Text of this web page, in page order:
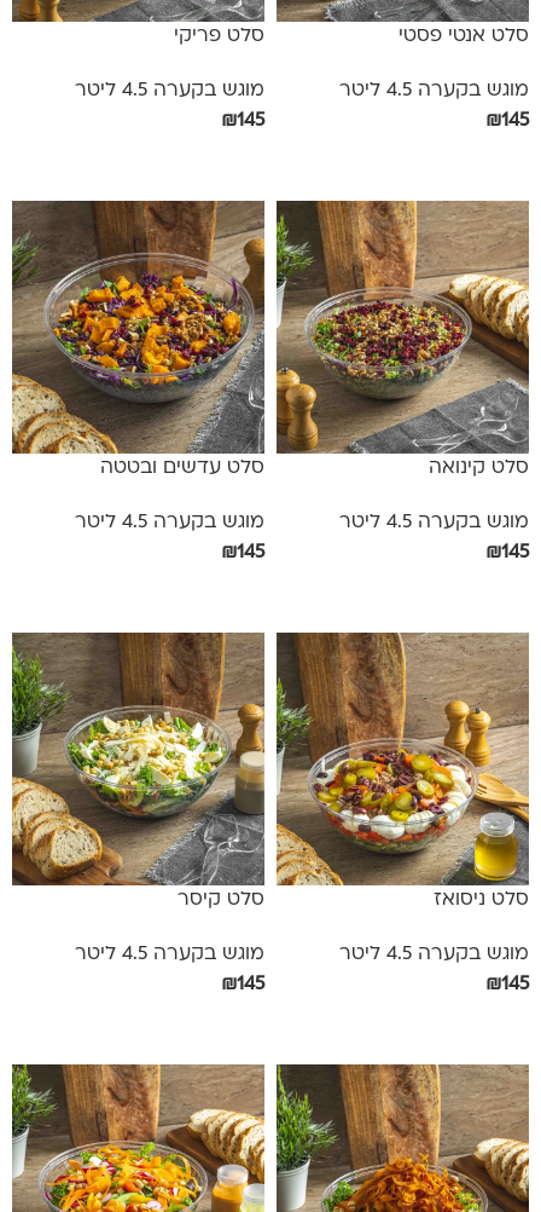
סלט אנטי פסטי
מוגש בקערה 4.5 ליטר
₪145
סלט פריקי
מוגש בקערה 4.5 ליטר
₪145
סלט קינואה
מוגש בקערה 4.5 ליטר
₪145
סלט עדשים ובטטה
מוגש בקערה 4.5 ליטר
₪145
סלט ניסואז
מוגש בקערה 4.5 ליטר
₪145
סלט קיסר
מוגש בקערה 4.5 ליטר
₪145